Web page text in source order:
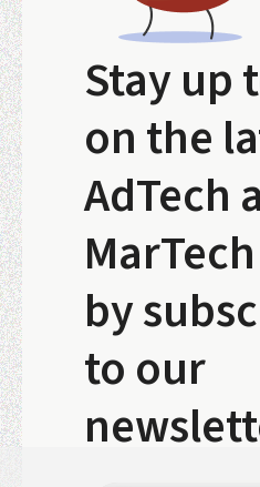
Stay up
on the
AdTech
by
to our